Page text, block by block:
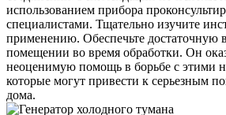
использованием прибора
специалистами. Тщательно изучите
применению. Обеспечьте достаточную
помещении во время обработки. Он
неоценимую помощь в борьбе с этими
которые могут привести к серьезным
дома.